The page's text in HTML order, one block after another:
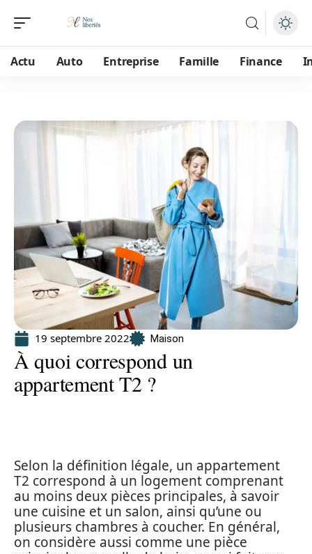
Actu Auto Entreprise Famille Finance
19 septembre 2022 Maison
À quoi correspond un
appartement T2 ?
Selon la définition légale, un appartement
T2 correspond à un logement comprenant
au moins deux pièces principales, à savoir
une cuisine et un salon, ainsi qu’une ou
plusieurs chambres à coucher. En général,
on considère aussi comme une pièce